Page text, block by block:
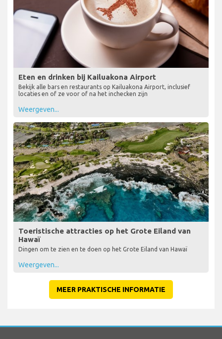
Eten en drinken bij Kailuakona Airport
Bekijk alle bars en restaurants op Kailuakona Airport, inclusief
locaties en of ze voor of na het inchecken zijn
Weergeven...
Toeristische attracties op het Grote Eiland van
Hawaï
Dingen om te zien en te doen op het Grote Eiland van Hawaï
Weergeven...
MEER PRAKTISCHE INFORMATIE